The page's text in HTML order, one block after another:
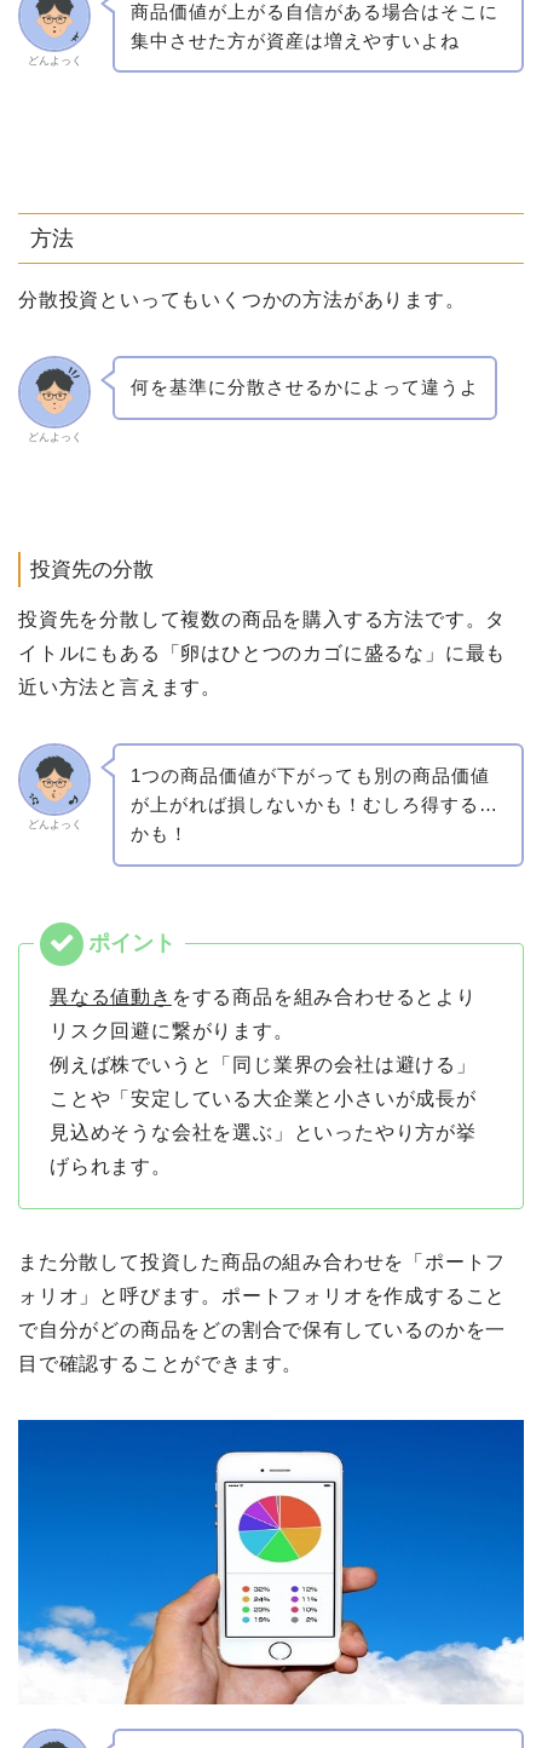
どんよっく
商品価値が上がる自信がある場合はそこに
集中させた方が資産は増えやすいよね
方法
分散投資といってもいくつかの方法があります。
どんよっく
何を基準に分散させるかによって違うよ
投資先の分散
投資先を分散して複数の商品を購入する方法です。タ
イトルにもある「卵はひとつのカゴに盛るな」に最も
近い方法と言えます。
どんよっく
1つの商品価値が下がっても別の商品価値
が上がれば損しないかも！むしろ得する…
かも！
異なる値動き をする商品を組み合わせるとより
リスク回避に繋がります。
例えば株でいうと「同じ業界の会社は避ける」
ことや「安定している大企業と小さいが成長が
見込めそうな会社を選ぶ」といったやり方が挙
げられます。
また分散して投資した商品の組み合わせを「ポートフ
ォリオ」と呼びます。ポートフォリオを作成すること
で自分がどの商品をどの割合で保有しているのかを一
目で確認することができます。